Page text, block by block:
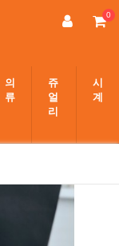
0
의
류
쥬
얼
리
시
계